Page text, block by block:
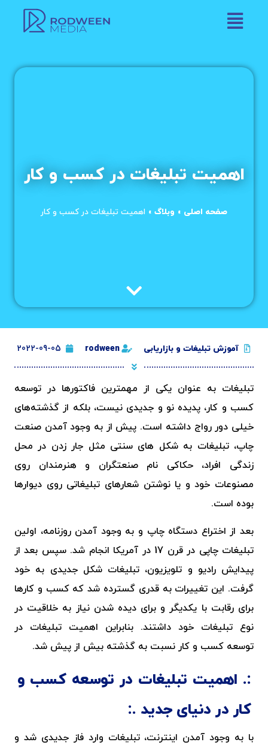
اهمیت تبلیغات در کسب و کار
صفحه اصلی » وبلاگ » اهمیت تبلیغات در کسب و کار
آموزش تبلیغات و بازاریابی rodween
2022-09-05
تبلیغات به عنوان یکی از مهمترین فاکتورها در توسعه
کسب و کار، پدیده نو و جدیدی نیست، بلکه از گذشته‌های
خیلی دور رواج داشته است. پیش از به وجود آمدن صنعت
چاپ، تبلیغات به شکل ‌های سنتی مثل جار زدن در محل
زندگی افراد، حکاکی نام صنعتگران و هنرمندان روی
مصنوعات خود و یا نوشتن شعارهای تبلیغاتی روی دیوارها
بوده است.
بعد از اختراع دستگاه چاپ و به وجود آمدن روزنامه، اولین
تبلیغات چاپی در قرن 17 در آمریکا انجام شد. سپس بعد از
پیدایش رادیو و تلویزیون، تبلیغات شکل جدیدی به خود
گرفت. این تغییرات به قدری گسترده شد که کسب و کارها
برای رقابت با یکدیگر و برای دیده شدن نیاز به خلاقیت‌ در
نوع تبلیغات خود داشتند. بنابراین اهمیت تبلیغات در
توسعه کسب و کار نسبت به گذشته بیش از پیش شد.
اهمیت تبلیغات در توسعه کسب و
کار در دنیای جدید
با به وجود آمدن اینترنت، تبلیغات وارد فاز جدیدی شد و